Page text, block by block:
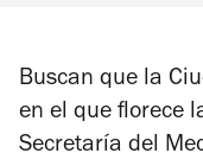
Buscan que la
en el que florece
Secretaría del